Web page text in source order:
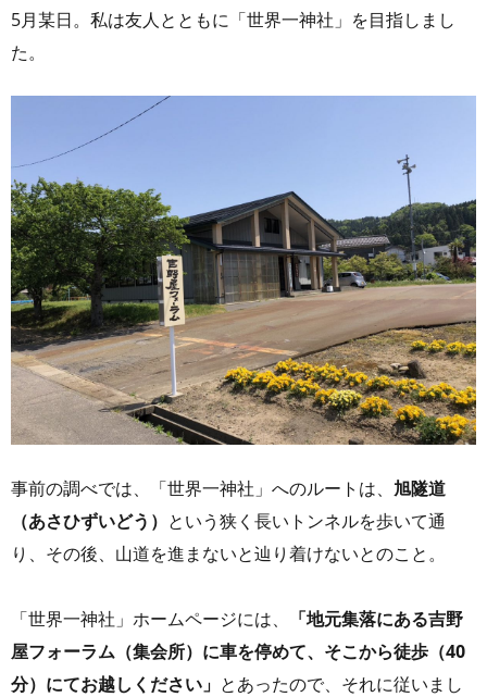
5月某日。私は友人とともに「世界一神社」を目指しまし
た。
事前の調べでは、「世界一神社」へのルートは、 旭隧道
（あさひずいどう） という狭く長いトンネルを歩いて通
り、その後、山道を進まないと辿り着けないとのこと。
「世界一神社」ホームページには、
「地元集落にある吉野
屋フォーラム（集会所）に車を停めて、そこから徒歩（40
分）にてお越しください」 とあったので、それに従いまし